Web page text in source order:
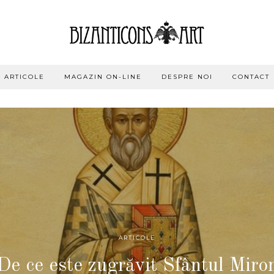
ARTICOLE MAGAZIN ON-LINE DESPRE NOI CONTACT
ARTICOLE
ce este zugrăvit Sfântul
ARTICOLE
ARTICOLE
ce începe Postul Adormirii
ARTICOLE